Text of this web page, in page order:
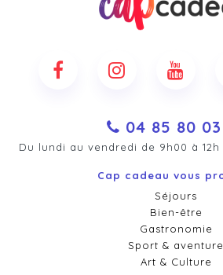
04 85 80
Du lundi au vendredi de 9h00 à 12h
Cap cadeau vous
Séjours
Bien-être
Gastronomie
Sport & aventure
Art & Culture